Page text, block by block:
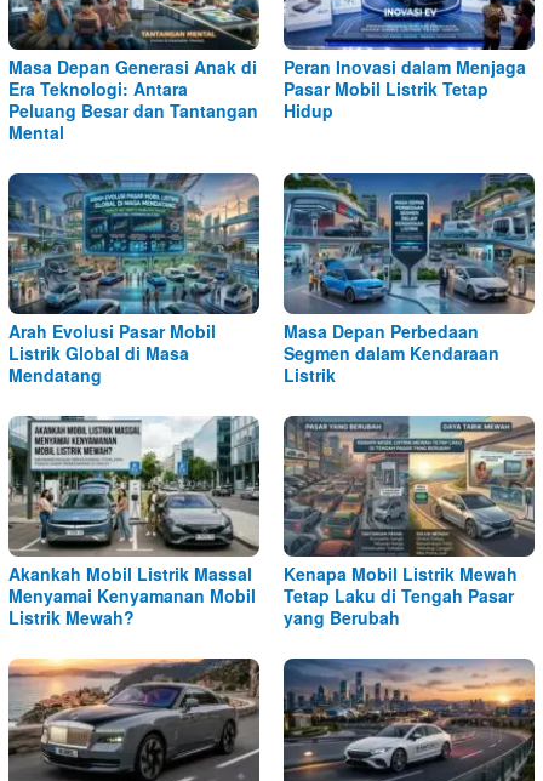
Masa Depan Generasi Anak di
Era Teknologi: Antara
Peluang Besar dan Tantangan
Mental
Peran Inovasi dalam Menjaga
Pasar Mobil Listrik Tetap
Hidup
Arah Evolusi Pasar Mobil
Listrik Global di Masa
Mendatang
Masa Depan Perbedaan
Segmen dalam Kendaraan
Listrik
Akankah Mobil Listrik Massal
Menyamai Kenyamanan Mobil
Listrik Mewah?
Kenapa Mobil Listrik Mewah
Tetap Laku di Tengah Pasar
yang Berubah